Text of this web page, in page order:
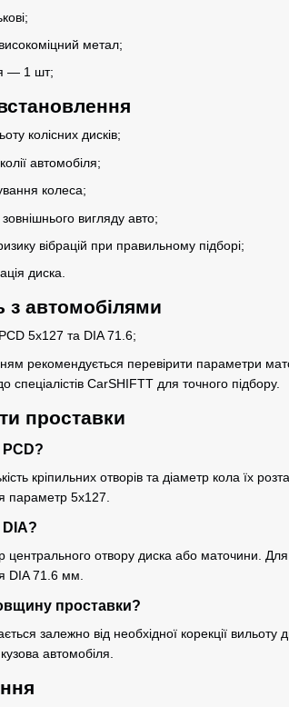
метал;
— 1 шт;
колісних дисків;
автомобіля;
колеса;
вигляду авто;
вібрацій при правильному підборі;
диска.
з автомобілями
5x127 та DIA 71.6;
рекомендується перевірити параметри
спеціалістів CarSHIFTT для точного підбору.
проставки
кріпильних отворів та діаметр кола їх
параметр 5x127.
центрального отвору диска або маточини.
DIA 71.6 мм.
проставки?
залежно від необхідної корекції
автомобіля.